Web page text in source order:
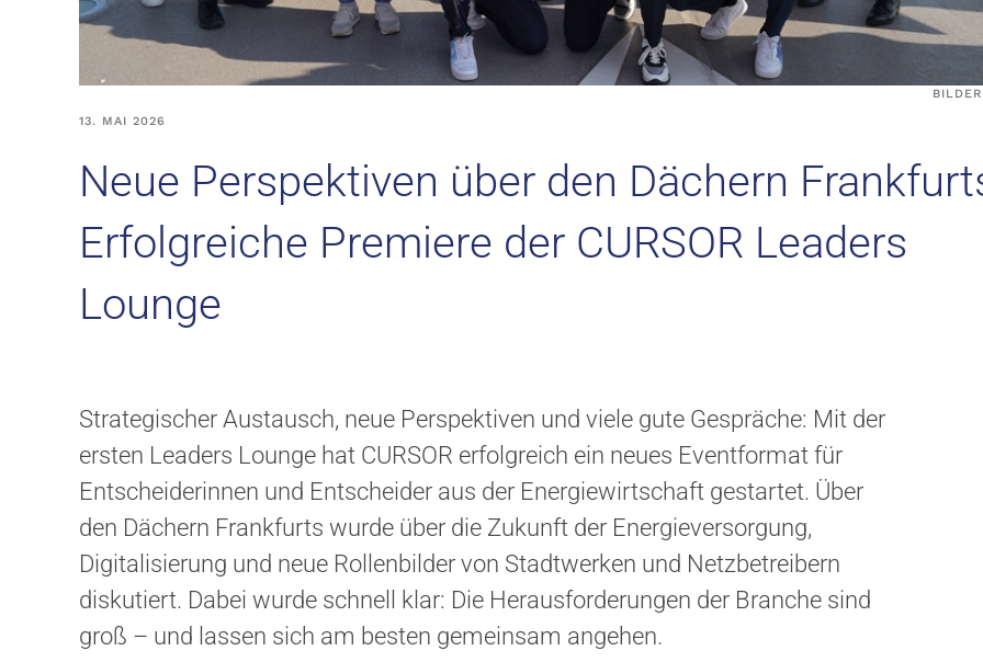
13. MAI 2026
Neue Perspektiven über den Dächern
Erfolgreiche Premiere der CURSOR Leaders
Lounge
Strategischer Austausch, neue Perspektiven und viele gute Gespräche: Mit der
ersten Leaders Lounge hat CURSOR erfolgreich ein neues Eventformat für
Entscheiderinnen und Entscheider aus der Energiewirtschaft gestartet. Über
den Dächern Frankfurts wurde über die Zukunft der Energieversorgung,
Digitalisierung und neue Rollenbilder von Stadtwerken und Netzbetreibern
diskutiert. Dabei wurde schnell klar: Die Herausforderungen der Branche sind
groß – und lassen sich am besten gemeinsam angehen.